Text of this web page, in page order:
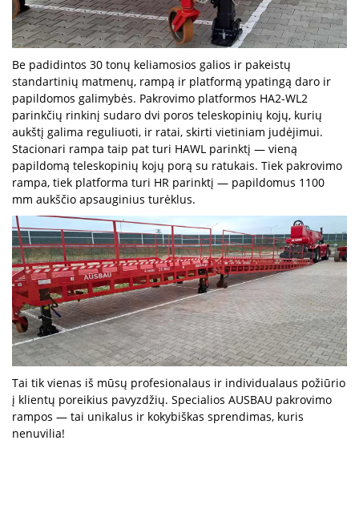
Be padidintos 30 tonų keliamosios galios ir pakeistų
standartinių matmenų, rampą ir platformą ypatingą daro ir
papildomos galimybės. Pakrovimo platformos HA2-WL2
parinkčių rinkinį sudaro dvi poros teleskopinių kojų, kurių
aukštį galima reguliuoti, ir ratai, skirti vietiniam judėjimui.
Stacionari rampa taip pat turi HAWL parinktį — vieną
papildomą teleskopinių kojų porą su ratukais. Tiek pakrovimo
rampa, tiek platforma turi HR parinktį — papildomus 1100
mm aukščio apsauginius turėklus.
Tai tik vienas iš mūsų profesionalaus ir individualaus požiūrio
į klientų poreikius pavyzdžių. Specialios AUSBAU pakrovimo
rampos — tai unikalus ir kokybiškas sprendimas, kuris
nenuvilia!